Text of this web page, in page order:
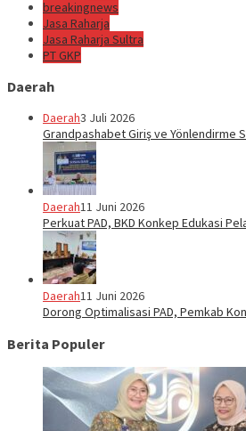
breakingnews
Jasa Raharja
Jasa Raharja Sultra
PT GKP
Daerah
Daerah3 Juli 2026
Grandpashabet Giriş ve Yönlendirme
Daerah11 Juni 2026
Perkuat PAD, BKD Konkep Edukasi
Daerah11 Juni 2026
Dorong Optimalisasi PAD, Pemkab
Berita Populer